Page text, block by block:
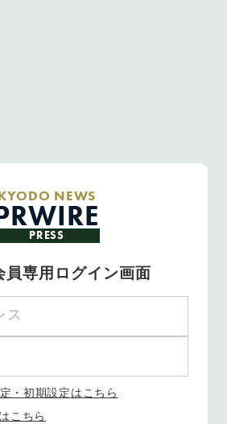
NEWS
PRESS
員専用ログイン画面
・初期設定はこちら
こちら